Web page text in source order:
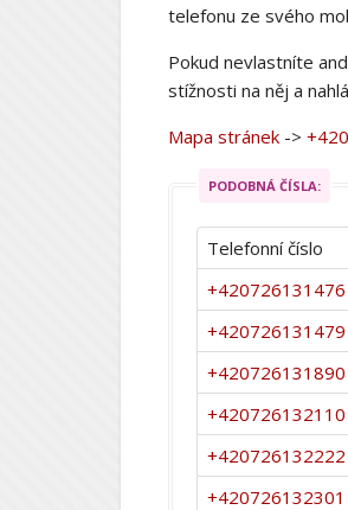
telefonu ze svého
Pokud nevlastníte
stížnosti na něj a
Mapa stránek ->
PODOBNÁ ČÍSLA:
Telefonní číslo
+420726131476
+420726131479
+420726131890
+420726132110
+420726132222
+420726132301